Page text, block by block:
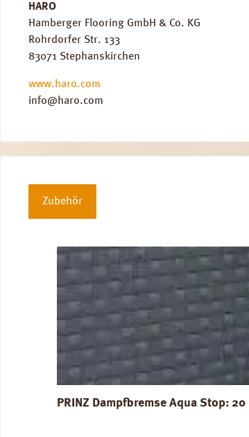
HARO
Hamberger Flooring GmbH & Co. KG
Rohrdorfer Str. 133
83071 Stephanskirchen
www.haro.com
info@haro.com
Zubehör
PRINZ Dampfbremse Aqua Stop: 20